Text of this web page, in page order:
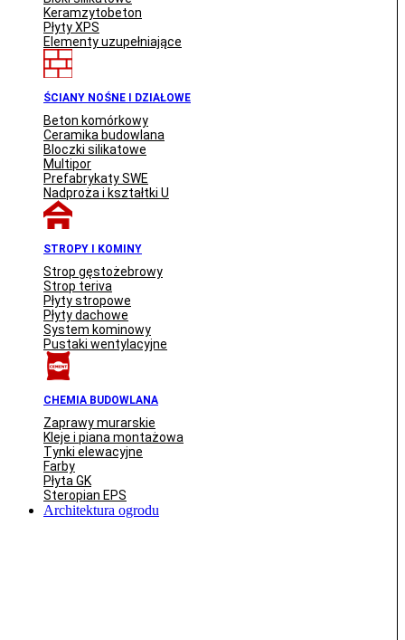
Keramzytobeton
Płyty XPS
Elementy uzupełniające
ŚCIANY NOŚNE I DZIAŁOWE
Beton komórkowy
Ceramika budowlana
Bloczki silikatowe
Multipor
Prefabrykaty SWE
Nadproża i kształtki U
STROPY I KOMINY
Strop gęstożebrowy
Strop teriva
Płyty stropowe
Płyty dachowe
System kominowy
Pustaki wentylacyjne
CHEMIA BUDOWLANA
Zaprawy murarskie
Kleje i piana montażowa
Tynki elewacyjne
Farby
Płyta GK
Steropian EPS
Architektura ogrodu